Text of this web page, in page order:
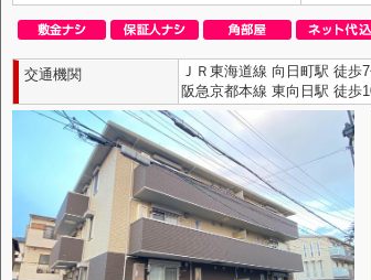
交通機関
ＪＲ東海道線 向日町駅 徒歩
阪急京都本線 東向日駅 徒歩